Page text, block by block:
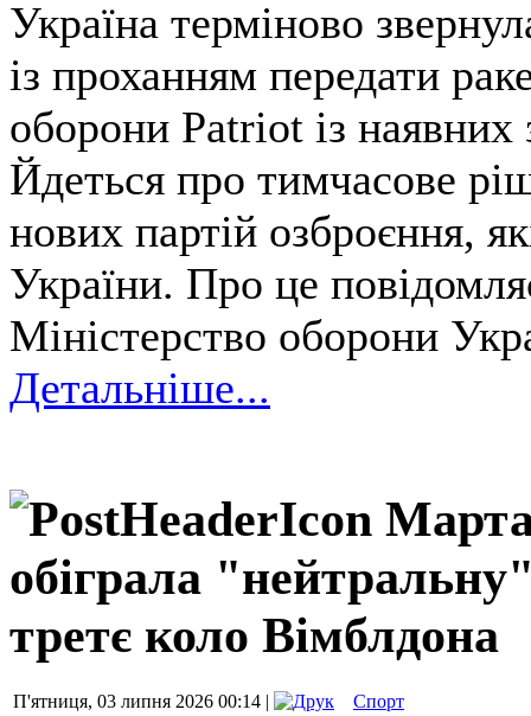
Україна терміново
із проханням передати
оборони Patriot із наявних
Йдеться про тимчасове
нових партій озброєння,
України. Про це
Міністерство оборони
Детальніше...
обіграла
третє коло Вімблдона
П'ятниця, 03 липня 2026 00:14 | Спорт